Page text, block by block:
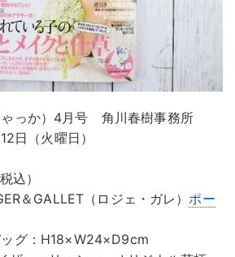
ゃっか）4月号 角川春樹事務所
日（火曜日）
込）
＆GALLET（ロジェ・ガレ）ポー
グ：H18×W24×D9cm